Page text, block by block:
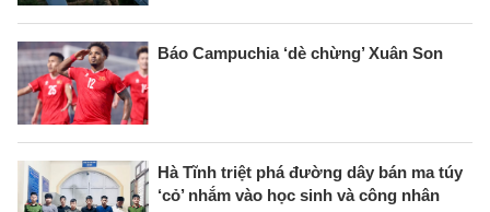
Báo Campuchia ‘dè chừng’ Xuân Son
Hà Tĩnh triệt phá đường dây bán ma túy
‘cỏ’ nhắm vào học sinh và công nhân